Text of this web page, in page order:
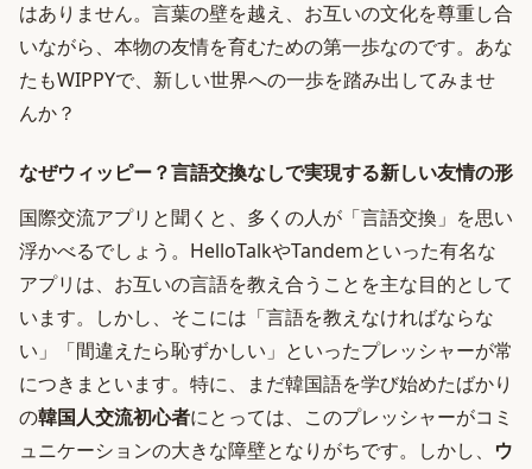
はありません。言葉の壁を越え、お互いの文化を尊重し合
いながら、本物の友情を育むための第一歩なのです。あな
たもWIPPYで、新しい世界への一歩を踏み出してみませ
んか？
なぜウィッピー？言語交換なしで実現する新しい友情の形
国際交流アプリと聞くと、多くの人が「言語交換」を思い
浮かべるでしょう。HelloTalkやTandemといった有名な
アプリは、お互いの言語を教え合うことを主な目的として
います。しかし、そこには「言語を教えなければならな
い」「間違えたら恥ずかしい」といったプレッシャーが常
につきまといます。特に、まだ韓国語を学び始めたばかり
の韓国人交流初心者にとっては、このプレッシャーがコミ
ュニケーションの大きな障壁となりがちです。しかし、 ウ